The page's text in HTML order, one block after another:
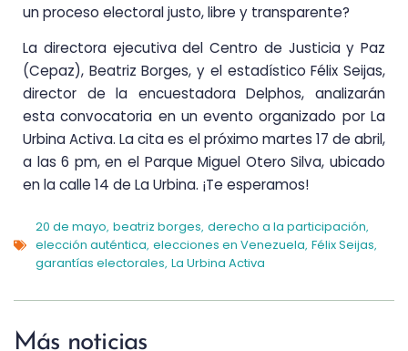
un proceso electoral justo, libre y transparente?
La directora ejecutiva del Centro de Justicia y Paz
(Cepaz), Beatriz Borges, y el estadístico Félix Seijas,
director de la encuestadora Delphos, analizarán
esta convocatoria en un evento organizado por La
Urbina Activa. La cita es el próximo martes 17 de abril,
a las 6 pm, en el Parque Miguel Otero Silva, ubicado
en la calle 14 de La Urbina. ¡Te esperamos!
20 de mayo, beatriz borges, derecho a la participación,
elección auténtica, elecciones en Venezuela, Félix Seijas,
garantías electorales, La Urbina Activa
Más noticias